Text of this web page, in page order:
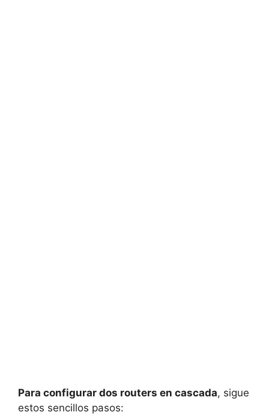
Para configurar dos routers en cascada, sigue
estos sencillos pasos: